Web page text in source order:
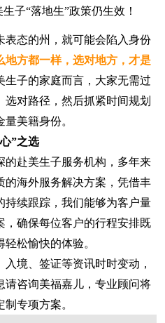
态的州，就可能会陷入身份
地方都一样，选对地方，才是
生子的家庭而言，大家无需过
对路径，然后抓紧时间规划
美籍身份。
”之选
赴美生子服务机构，多年来
的海外服务解决方案，凭借丰
持续跟踪，我们能够为客户量
，确保每位客户的行程安排既
松愉快的体验。
入境、签证等资讯时时变动，
请咨询美福嘉儿，专业顾问将
专项方案。